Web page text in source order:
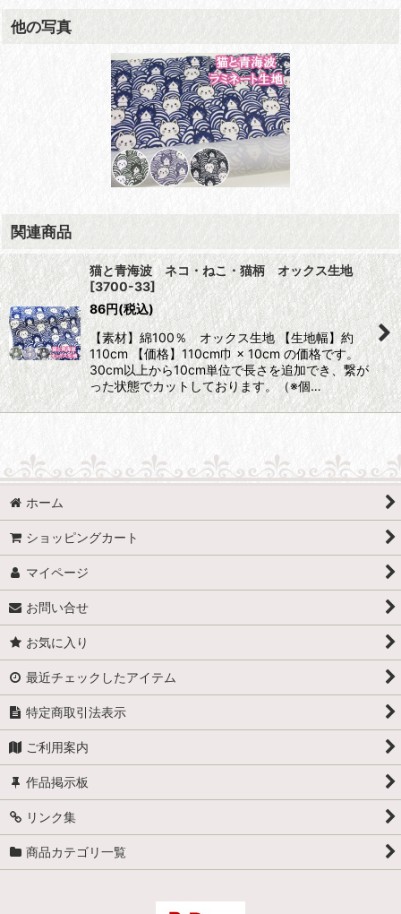
他の写真
関連商品
猫と青海波 ネコ・ねこ・猫柄 オックス生地
[3700-33]
86円(税込)
【素材】綿100％ オックス生地 【生地幅】約
110cm 【価格】110cm巾 × 10cm の価格です。
30cm以上から10cm単位で長さを追加でき、繋が
った状態でカットしております。（※個…
ホーム
ショッピングカート
マイページ
お問い合せ
お気に入り
最近チェックしたアイテム
特定商取引法表示
ご利用案内
作品掲示板
リンク集
商品カテゴリ一覧